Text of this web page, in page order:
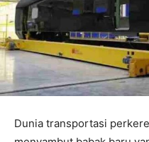
Dunia transportasi